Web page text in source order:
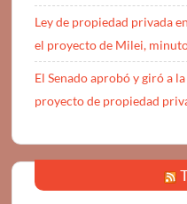
Ley de propiedad privada
el proyecto de Milei,
El Senado aprobó y giró a
proyecto de propiedad